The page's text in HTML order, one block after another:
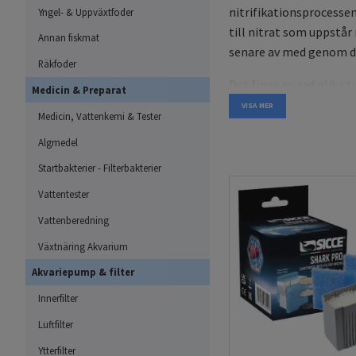
Yngel- & Uppväxtfoder
Annan fiskmat
Räkfoder
Medicin & Preparat
Medicin, Vattenkemi & Tester
Algmedel
Startbakterier - Filterbakterier
Vattentester
Vattenberedning
Växtnäring Akvarium
Akvariepump & filter
Innerfilter
Luftfilter
Ytterfilter
till nitrat som uppstår
senare av med
biobollar, sintrat glas
av tusentals små porer
hamna sist i
dom för mycket
filtermediats funktion
När filtermedia ska
då risken är
den som återstår inte
spikar av nitrit/nitrat
VISA MER